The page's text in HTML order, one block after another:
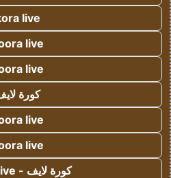
live
live
live
كورة
live
live
كورة لايف - koora live